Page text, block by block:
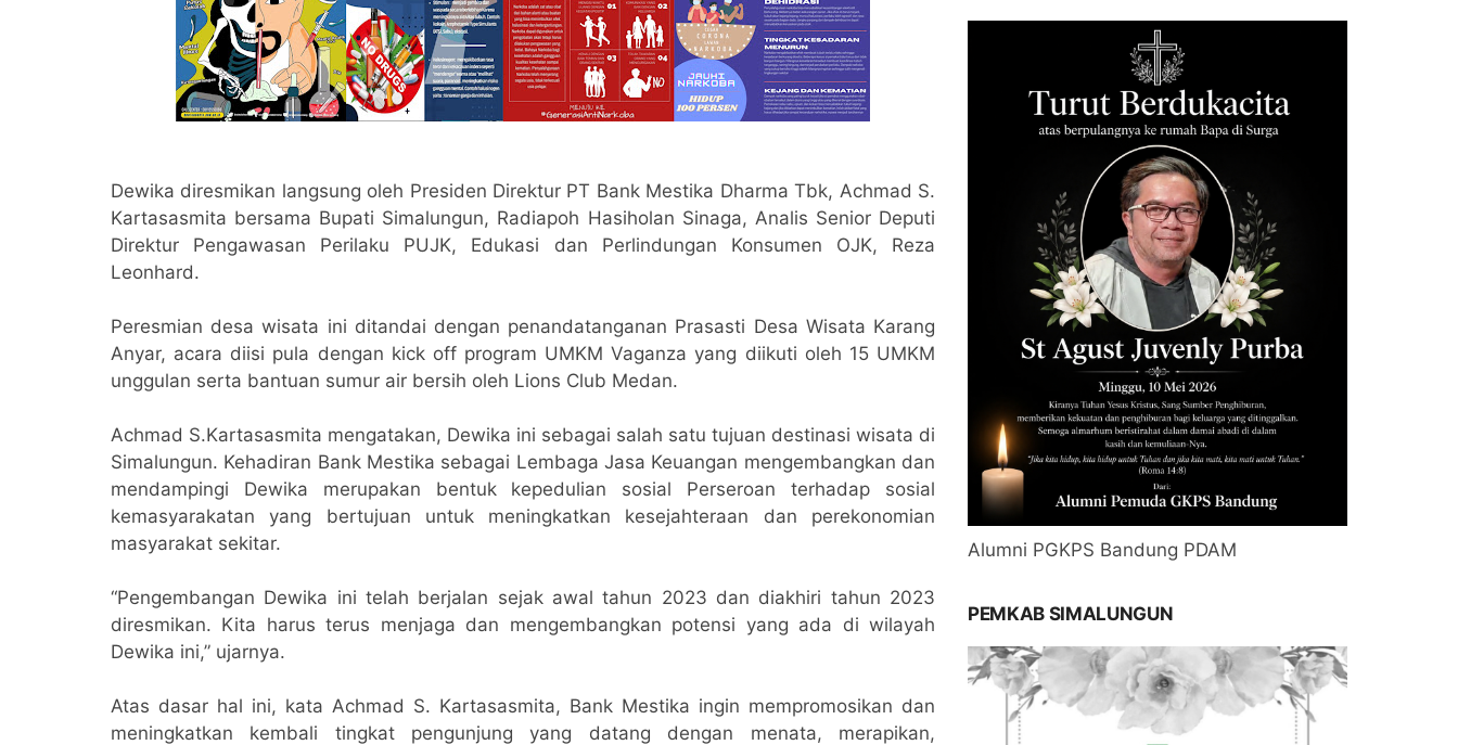
Dewika diresmikan langsung oleh Presiden Direktur PT Bank Mestika Dharma Tbk, Achmad S.
Kartasasmita bersama Bupati Simalungun, Radiapoh Hasiholan Sinaga, Analis Senior Deputi
Direktur Pengawasan Perilaku PUJK, Edukasi dan Perlindungan Konsumen OJK, Reza
Leonhard.
Peresmian desa wisata ini ditandai dengan penandatanganan Prasasti Desa Wisata Karang
Anyar, acara diisi pula dengan kick off program UMKM Vaganza yang diikuti oleh 15 UMKM
unggulan serta bantuan sumur air bersih oleh Lions Club Medan.
Achmad S.Kartasasmita mengatakan, Dewika ini sebagai salah satu tujuan destinasi wisata di
Simalungun. Kehadiran Bank Mestika sebagai Lembaga Jasa Keuangan mengembangkan dan
mendampingi Dewika merupakan bentuk kepedulian sosial Perseroan terhadap sosial
kemasyarakatan yang bertujuan untuk meningkatkan kesejahteraan dan perekonomian
masyarakat sekitar.
“Pengembangan Dewika ini telah berjalan sejak awal tahun 2023 dan diakhiri tahun 2023
diresmikan. Kita harus terus menjaga dan mengembangkan potensi yang ada di wilayah
Dewika ini,” ujarnya.
Atas dasar hal ini, kata Achmad S. Kartasasmita, Bank Mestika ingin mempromosikan dan
meningkatkan kembali tingkat pengunjung yang datang dengan menata, merapikan,
Alumni PGKPS Bandung PDAM
PEMKAB SIMALUNGUN